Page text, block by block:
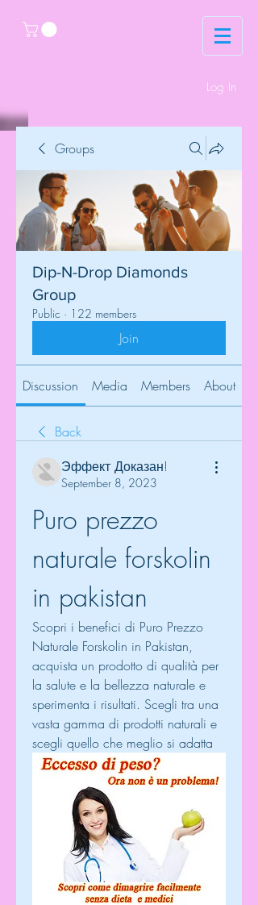
Log In
Groups
Dip-N-Drop Diamonds
Group
Public · 122 members
Join
Discussion Media Members About
Back
Эффект Доказан!
September 8, 2023
Puro prezzo
naturale forskolin
in pakistan
Scopri i benefici di Puro Prezzo
Naturale Forskolin in Pakistan,
acquista un prodotto di qualità per
la salute e la bellezza naturale e
sperimenta i risultati. Scegli tra una
vasta gamma di prodotti naturali e
scegli quello che meglio si adatta